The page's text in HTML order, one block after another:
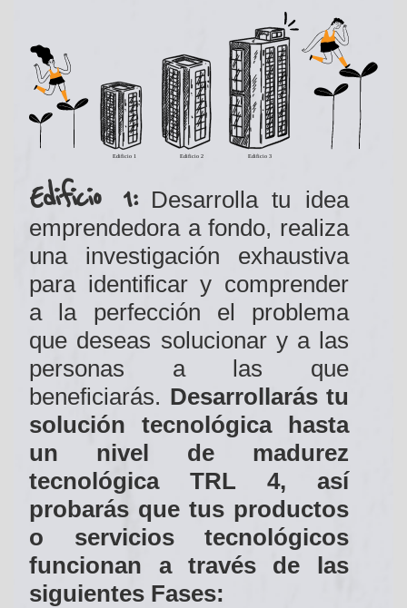
Edificio 1:Desarrolla tu idea
emprendedora a fondo, realiza
una investigación exhaustiva
para identificar y comprender
a la perfección el problema
que deseas solucionar y a las
personas a las que
beneficiarás. Desarrollarás tu
solución tecnológica hasta
un nivel de madurez
tecnológica TRL 4, así
probarás que tus productos
o servicios tecnológicos
funcionan a través de las
siguientes Fases: